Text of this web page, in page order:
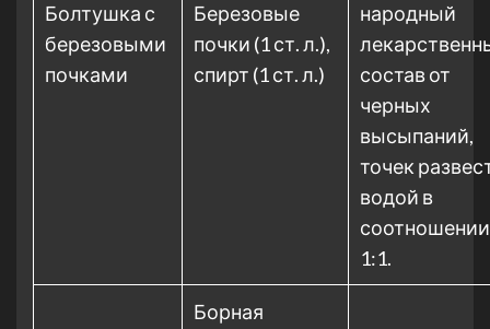
Болтушка с
березовыми
почками
Березовые
почки (1 ст. л.),
спирт (1 ст. л.)
народный
состав от
черных
высыпаний,
точек
водой в
соотношении
1:1.
Борная